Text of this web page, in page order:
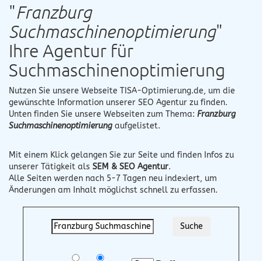
"Franzburg
Suchmaschinenoptimierung"
Ihre Agentur für
Suchmaschinenoptimierung
Nutzen Sie unsere Webseite TISA-Optimierung.de, um die
gewünschte Information unserer SEO Agentur zu finden.
Unten finden Sie unsere Webseiten zum Thema: Franzburg
Suchmaschinenoptimierungaufgelistet.
Mit einem Klick gelangen Sie zur Seite und finden Infos zu
unserer Tätigkeit als SEM & SEO Agentur.
Alle Seiten werden nach 5-7 Tagen neu indexiert, um
Änderungen am Inhalt möglichst schnell zu erfassen.